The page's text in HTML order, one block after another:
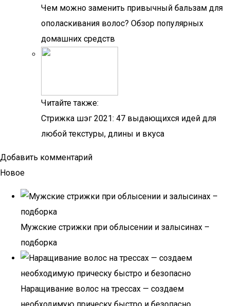
Чем можно заменить привычный бальзам для
ополаскивания волос? Обзор популярных
домашних средств
Читайте также:
Стрижка шэг 2021: 47 выдающихся идей для
любой текстуры, длины и вкуса
Добавить комментарий
Новое
Мужские стрижки при облысении и залысинах –
подборка
Наращивание волос на трессах — создаем